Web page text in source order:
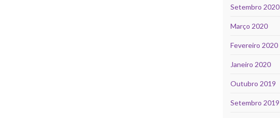
Setembro 2020
Março 2020
Fevereiro 2020
Janeiro 2020
Outubro 2019
Setembro 2019